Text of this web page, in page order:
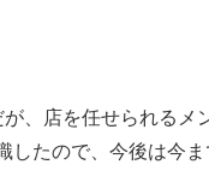
、店を任せられるメ
たので、今後は今